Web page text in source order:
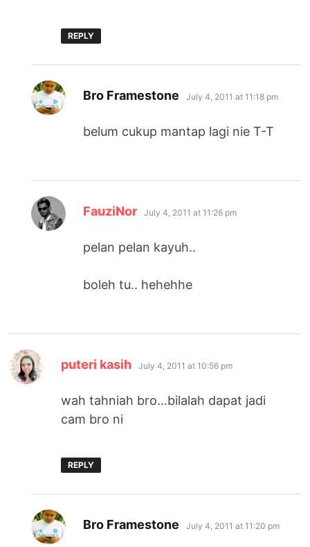
REPLY
Bro Framestone says:
July 4, 2011 at 11:18 pm
belum cukup mantap lagi nie T-T
FauziNor says:
July 4, 2011 at 11:26 pm
pelan pelan kayuh..
boleh tu.. hehehhe
puteri kasih says:
July 4, 2011 at 10:56 pm
wah tahniah bro…bilalah dapat jadi
cam bro ni
REPLY
Bro Framestone says:
July 4, 2011 at 11:20 pm